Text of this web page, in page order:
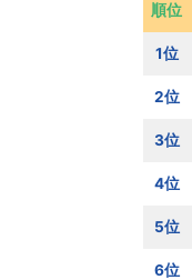
順位
1位
2位
3位
4位
5位
6位